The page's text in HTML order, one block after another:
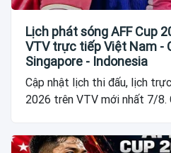
Lịch phát sóng AFF Cup
VTV trực tiếp Việt Nam -
Singapore - Indonesia
Cập nhật lịch thi đấu, lịch
2026 trên VTV mới nhất 7/8.